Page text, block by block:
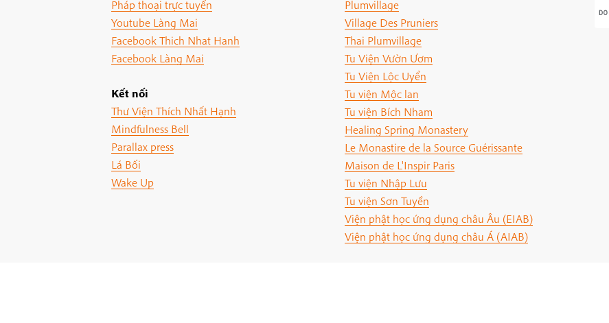
Pháp thoại trực tuyến
Youtube Làng Mai
Facebook Thich Nhat Hanh
Facebook Làng Mai
Kết nối
Thư Viện Thích Nhất Hạnh
Mindfulness Bell
Parallax press
Lá Bối
Wake Up
Plumvillage
Village Des Pruniers
Thai Plumvillage
Tu Viện Vườn Ươm
Tu Viện Lộc Uyển
Tu viện Mộc lan
Tu viện Bích Nham
Healing Spring Monastery
Le Monastire de la Source Guérissante
Maison de L'Inspir Paris
Tu viện Nhập Lưu
Tu viện Sơn Tuyền
Viện phật học ứng dụng châu Âu (EIAB)
Viện phật học ứng dụng châu Á (AIAB)